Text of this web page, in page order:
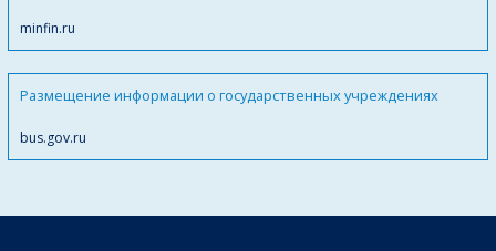
minfin.ru
Размещение информации о государственных учреждениях
bus.gov.ru